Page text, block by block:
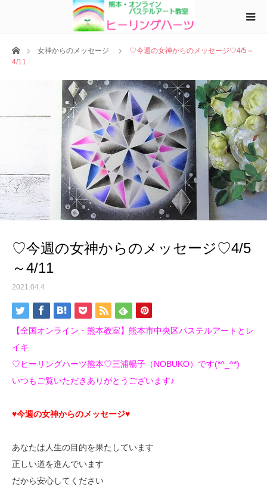
ホーム女神からのメッセージ
♡今週の女神からのメッセージ♡4/5～
4/11
♡今週の女神からのメッセージ♡4/5
～4/11
2021.04.4
【全国オンライン・熊本教室】熊本市中央区パステルアートとレ
イキ
♡ヒーリングハーツ熊本♡三浦暢子（NOBUKO）です(*^_^*)
いつもご覧いただきありがとうございます♪
♥今週の女神からのメッセージ♥
あなたは人生の目的を果たしています
正しい道を進んでいます
だから安心してください